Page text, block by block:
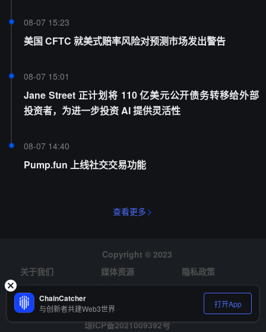
08-07 15:23
美国 CFTC 就美式赔率风险对预测市场发出警告
08-07 15:01
Jane Street 正计划将 110 亿美元公开债务转移给外部
投资者，为进一步投资 AI 提供灵活性
08-07 14:40
Pump.fun 上线社交交易功能
查看更多
Copyright © 2023
关于我们
媒体资源
隐私政策
风险提示
招聘
琼ICP备2021009392号
ChainCatcher
与创新者共建Web3世界 打开App